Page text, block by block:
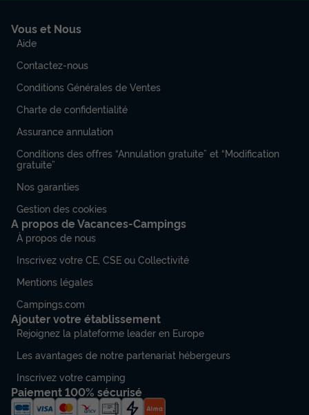
Vous et Nous
Aide
Contactez-nous
Conditions Générales de Ventes
Charte de confidentialité
Assurance annulation
Conditions des offres “Annulation gratuite” et “Modification
gratuite”
Nos garanties
Gestion des cookies
A propos de Vacances-Campings
À propos de nous
Inscrivez votre CE, CSE ou Collectivité
Mentions légales
Campings.com
Ajouter votre établissement
Rejoignez la plateforme leader en Europe
Les avantages de notre partenariat hébergeurs
Inscrivez votre camping
Paiement 100% sécurisé